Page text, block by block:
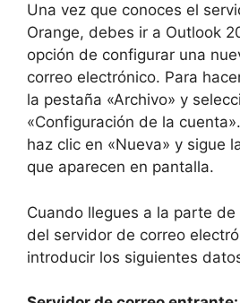
Una vez que conoces el
Orange, debes ir a Outlook
opción de configurar una
correo electrónico. Para
la pestaña «Archivo» y
«Configuración de la
haz clic en «Nueva» y sigue
que aparecen en pantalla.
Cuando llegues a la parte
del servidor de correo
introducir los siguientes